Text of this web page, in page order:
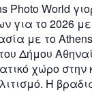
Photo World
για το 2026
με το
Δήμου
χώρο
Η